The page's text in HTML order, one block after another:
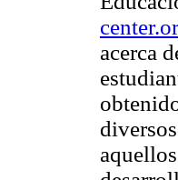
acerca